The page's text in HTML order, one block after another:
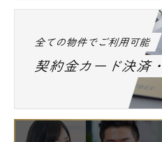
全ての物件でご利用可能
契約金カード決済